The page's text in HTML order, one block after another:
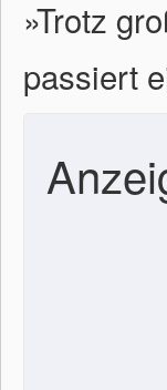
»Trotz
passiert